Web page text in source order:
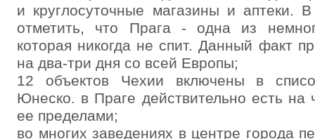
и круглосуточные магазины и аптеки.
отметить, что Прага - одна из
которая никогда не спит. Данный факт
на два-три дня со всей Европы;
12 объектов Чехии включены в
Юнеско. в Праге действительно есть на
ее пределами;
во многих заведениях в центре города